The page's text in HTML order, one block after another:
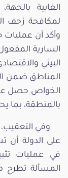
الغابية
لمكافحة زحف
وأكد أن عمليات
السارية
البيئي
المناطق ضمن
الخواص حصل
بالمنطقة، بما
وفي
على الدولة أن
في عمليات
المسألة تطرح